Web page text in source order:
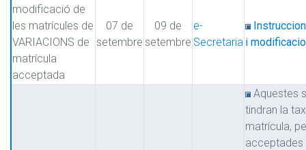
modificació de
les matrícules de
VARIACIONS de
matrícula
acceptada
07 de
setembre
09 de
setembre
e-
Secretaria i
Aquestes
tindran la
matrícula,
acceptades